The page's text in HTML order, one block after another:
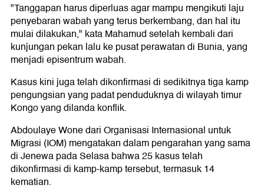
"Tanggapan harus diperluas agar mampu mengikuti laju
penyebaran wabah yang terus berkembang, dan hal itu
mulai dilakukan," kata Mahamud setelah kembali dari
kunjungan pekan lalu ke pusat perawatan di Bunia, yang
menjadi episentrum wabah.
Kasus kini juga telah dikonfirmasi di sedikitnya tiga kamp
pengungsian yang padat penduduknya di wilayah timur
Kongo yang dilanda konflik.
Abdoulaye Wone dari Organisasi Internasional untuk
Migrasi (IOM) mengatakan dalam pengarahan yang sama
di Jenewa pada Selasa bahwa 25 kasus telah
dikonfirmasi di kamp-kamp tersebut, termasuk 14
kematian.